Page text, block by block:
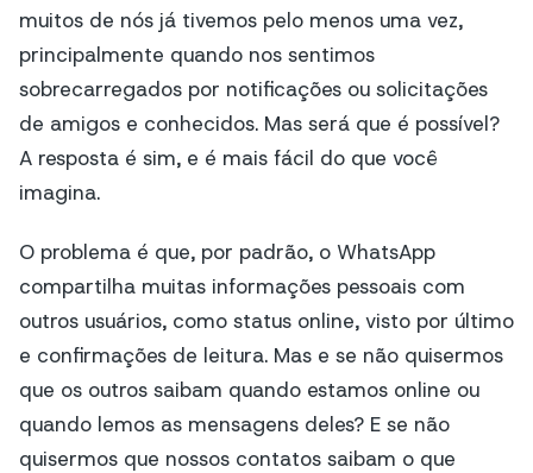
muitos de nós já tivemos pelo menos uma vez,
principalmente quando nos sentimos
sobrecarregados por notificações ou solicitações
de amigos e conhecidos. Mas será que é possível?
A resposta é sim, e é mais fácil do que você
imagina.
O problema é que, por padrão, o WhatsApp
compartilha muitas informações pessoais com
outros usuários, como status online, visto por último
e confirmações de leitura. Mas e se não quisermos
que os outros saibam quando estamos online ou
quando lemos as mensagens deles? E se não
quisermos que nossos contatos saibam o que